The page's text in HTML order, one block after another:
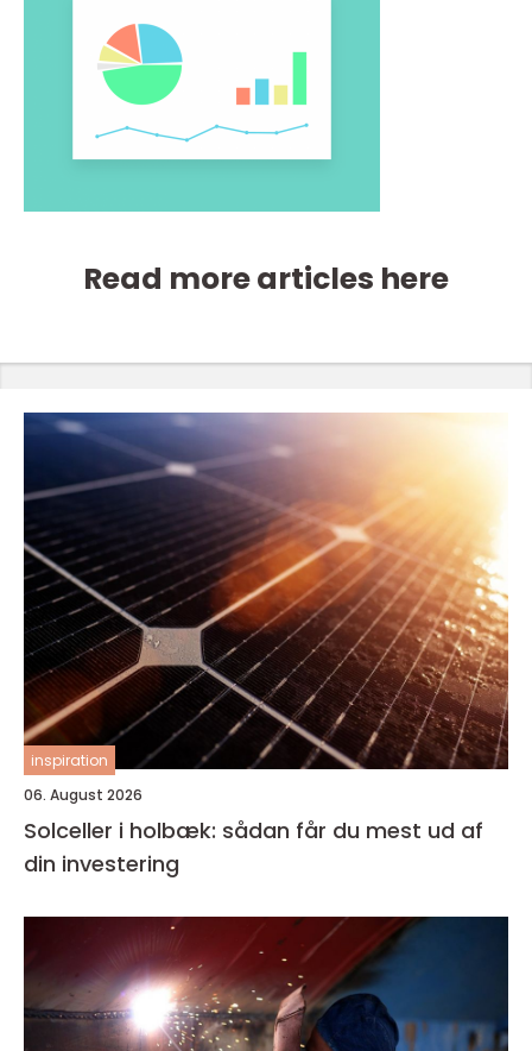
Read more articles here
inspiration
06. August 2026
Solceller i holbæk: sådan får du mest ud af
din investering